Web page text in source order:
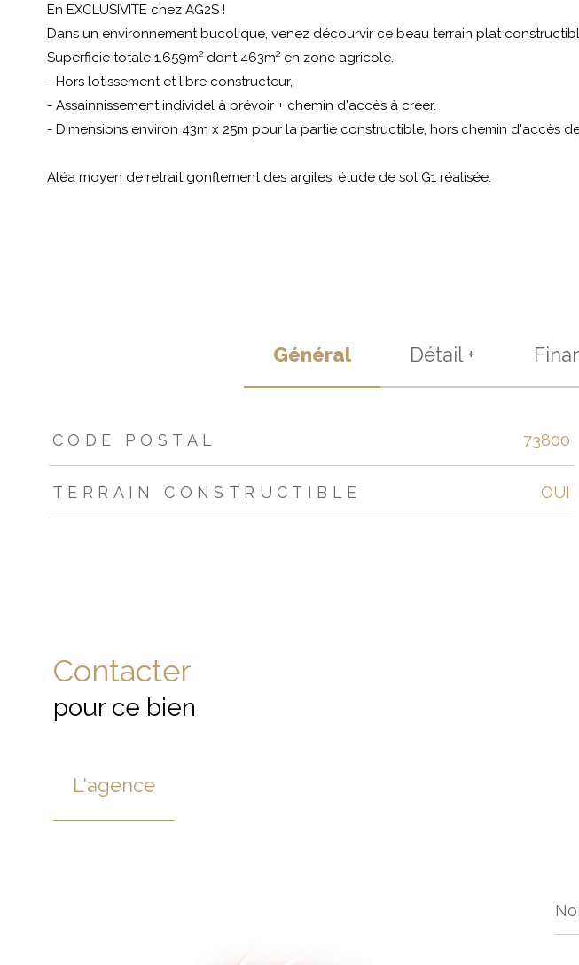
En EXCLUSIVITE chez AG2S !
Dans un environnement bucolique, venez décourvir ce beau terrain plat
Superficie totale 1.659m² dont 463m² en zone agricole.
- Hors lotissement et libre constructeur,
- Assainnissement individel à prévoir + chemin d'accès à créer.
- Dimensions environ 43m x 25m pour la partie constructible, hors chemin d'accès
Aléa moyen de retrait gonflement des argiles: étude de sol G1 réalisée.
Général Détail +
TRAD_ZEPHYR_Caracteristique
CODE POSTAL 73800
TERRAIN CONSTRUCTIBLE OUI
Contacter
pour ce bien
L'agence
*